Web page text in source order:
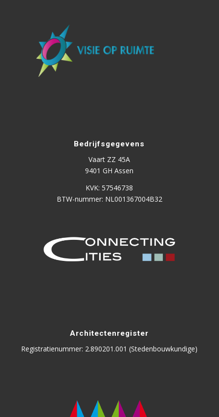
Bedrijfsgegevens
Vaart ZZ 45A
9401 GH Assen
KVK: 57546738
BTW-nummer: NL001367004B32
Architectenregister
Registratienummer: 2.890201.001 (Stedenbouwkundige)